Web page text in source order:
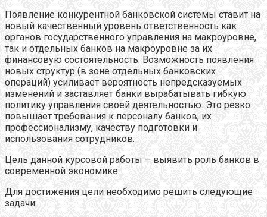
Появление конкурентной банковской системы ставит на
новый качественный уровень ответственность как
органов государственного управления на макроуровне,
так и отдельных банков на макроуровне за их
финансовую состоятельность. Возможность появления
новых структур (в зоне отдельных банковских
операций) усиливает вероятность непредсказуемых
изменений и заставляет банки вырабатывать гибкую
политику управления своей деятельностью. Это резко
повышает требования к персоналу банков, их
профессионализму, качеству подготовки и
использования сотрудников.
Цель данной курсовой работы – выявить роль банков в
современной экономике.
Для достижения цели необходимо решить следующие
задачи: